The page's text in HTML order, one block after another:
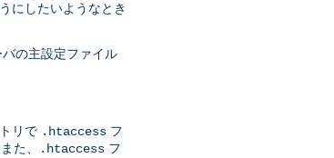
にしたいようなとき
の主設定ファイル
リで .htaccess フ
た、 .htaccess フ